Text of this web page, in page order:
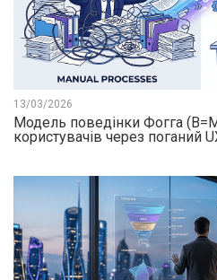
13/03/2026
Модель поведінки Фогга
користувачів через поганий